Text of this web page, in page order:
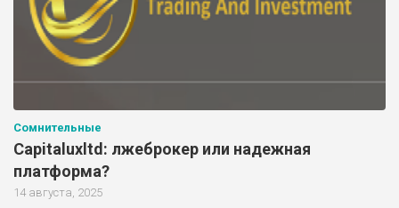
Сомнительные
Capitaluxltd: лжеброкер или надежная
платформа?
14 августа, 2025